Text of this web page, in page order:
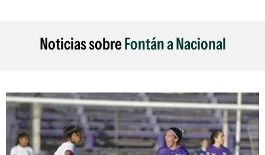
Noticias sobreFontán a Nacional